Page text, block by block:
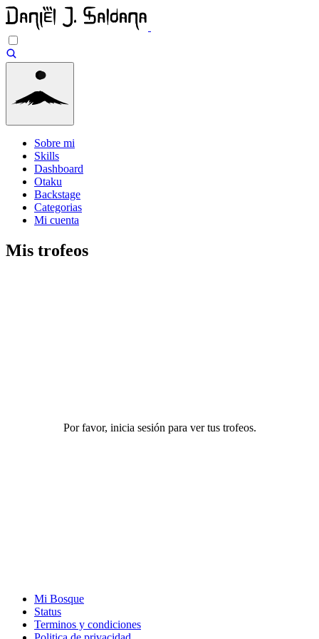
Sobre mi
Skills
Dashboard
Otaku
Backstage
Categorias
Mi cuenta
Mis trofeos
Por favor, inicia sesión para ver tus trofeos.
Mi Bosque
Status
Terminos y condiciones